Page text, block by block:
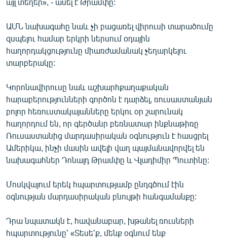
ԱՄՆ նախագահը նաև չի բացառել վիրուսի տարածումը
զսպելու համար երկրի ներսում օդային
հաղորդակցությունը միառժամանակ չեղարկելու
տարբերակը:
Կորոնավիրուսը նաև աշխարհքաղաքական
հարաբերությունների գործոն է դարձել, ռուսաստանյան
բոլոր հեռուստակայանները երկու օր շարունակ
հաղորդում են, որ գերծանր բեռնատար ինքնաթիռը
Ռուսաստանից մարդասիրական օգնություն է հասցրել
Ամերիկա, ինչի մասին ավելի վաղ պայմանավորվել են
նախագահներ Դոնալդ Թրամփը և Վլադիմիր Պուտինը:
Մոսկվայում երեկ հպարտությամբ ընդգծում էին
օգնության մարդասիրական բնույթի հանգամանքը:
Դրա նպատակն է, հավանաբար, խթանել ռուսների
հպարտությունը՝ «Տեսե՛ք, մենք օգնում ենք